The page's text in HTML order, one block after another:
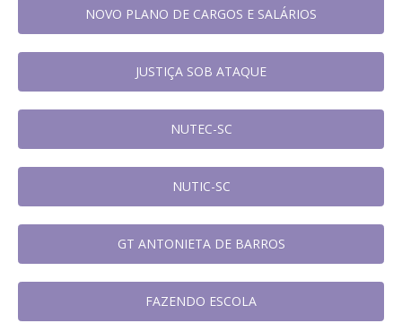
NOVO PLANO DE CARGOS E SALÁRIOS
JUSTIÇA SOB ATAQUE
NUTEC-SC
NUTIC-SC
GT ANTONIETA DE BARROS
FAZENDO ESCOLA